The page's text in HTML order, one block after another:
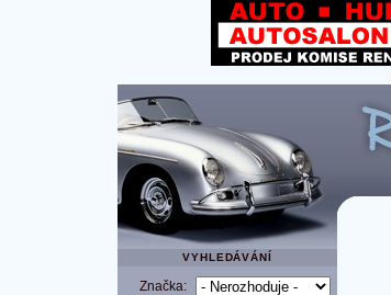
VYHLEDÁVÁNÍ
Značka: